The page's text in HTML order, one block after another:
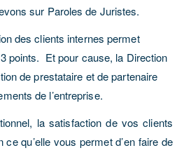
sur Paroles de Juristes.
des clients internes permet
points. Et pour cause, la Direction
de prestataire et de partenaire
de l’entreprise.
la satisfaction de vos clients
qu’elle vous permet d’en faire de